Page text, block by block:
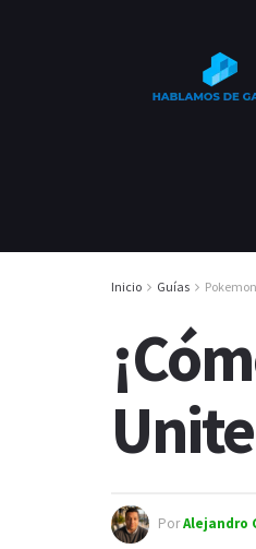
Inicio Guías Pokemon
PorAlejandro